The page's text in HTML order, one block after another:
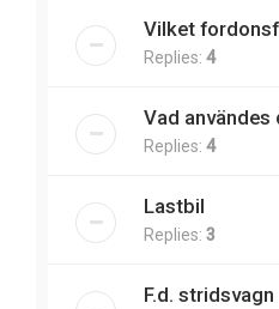
Vilket
Replies: 4
Vad användes
Replies: 4
Lastbil
Replies: 3
F.d. stridsvagn